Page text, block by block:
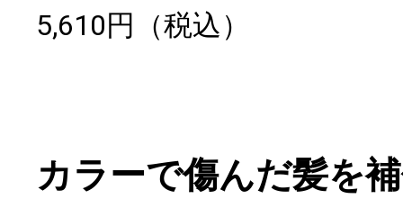
5,610円（税込）
カラーで傷んだ髪を